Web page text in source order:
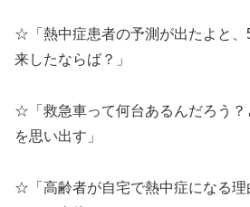
☆「熱中症患者の予測が出たよと、
来したならば？」
☆「救急車って何台あるんだろう
を思い出す」
☆「高齢者が自宅で熱中症になる理